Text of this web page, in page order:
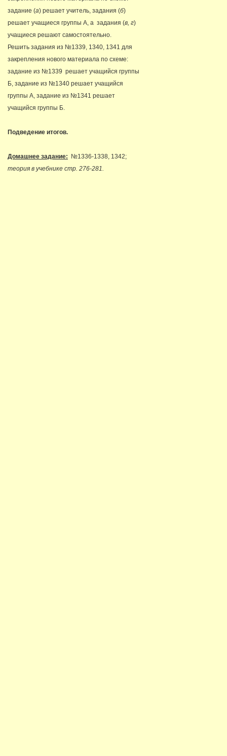
задание (а) решает учитель, задания (б)
решает учащиеся группы А, а задания (в, г)
учащиеся решают самостоятельно.
Решить задания из №1339, 1340, 1341 для
закрепления нового материала по схеме:
задание из №1339 решает учащийся группы
Б, задание из №1340 решает учащийся
группы А, задание из №1341 решает
учащийся группы Б.
Подведение итогов.
Домашнее задание:
№1336-1338, 1342;
теория в учебнике стр. 276-281.